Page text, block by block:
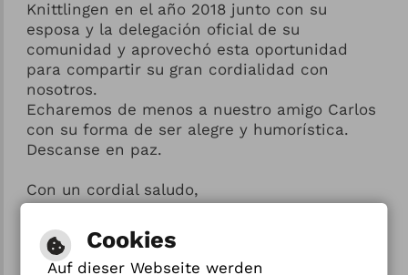
Knittlingen en el año 2018 junto con su
esposa y la delegación oficial de su
comunidad y aprovechó esta oportunidad
para compartir su gran cordialidad con
nosotros.
Echaremos de menos a nuestro amigo Carlos
con su forma de ser alegre y humorística.
Descanse en paz.
Con un cordial saludo,
Heinz-Peter Hopp
Alcalde
Cookies
Auf dieser Webseite werden